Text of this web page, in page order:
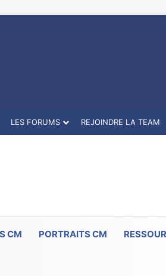
LES FORUMS REJOINDRE LA TEAM
CM PORTRAITS CM